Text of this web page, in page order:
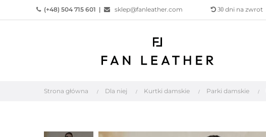
(+48) 504 715 601 | sklep@fanleather.com 30 dni na zwrot
Strona główna Dla niej Kurtki damskie Parki damskie